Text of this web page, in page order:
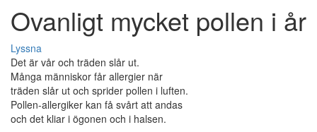
Ovanligt mycket pollen i år
Lyssna
Det är vår och träden slår ut.
Många människor får allergier när
träden slår ut och sprider pollen i luften.
Pollen-allergiker kan få svårt att andas
och det kliar i ögonen och i halsen.